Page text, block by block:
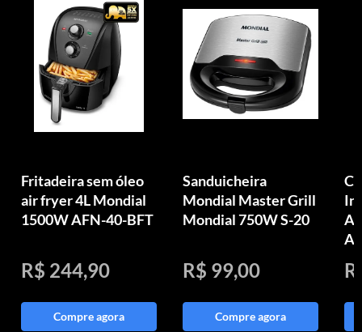
Fritadeira sem óleo
air fryer 4L Mondial
1500W AFN-40-BFT
R$ 244,90
Compre agora
Sanduicheira
Mondial Master Grill
Mondial 750W S-20
R$ 99,00
Compre agora